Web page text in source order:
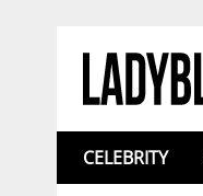
CELEBRITY